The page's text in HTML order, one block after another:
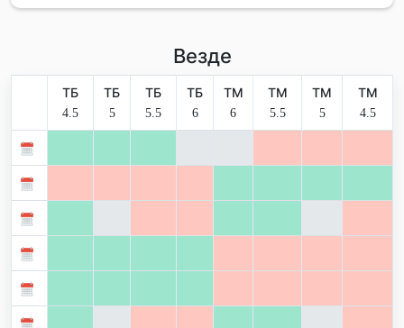
Везде
ТБ
4.5
ТБ
5
ТБ
5.5
ТБ
6
ТМ
6
ТМ
5.5
ТМ
5
ТМ
4.5